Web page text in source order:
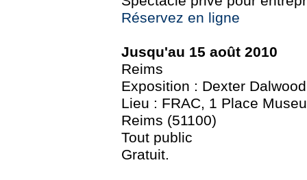
Réservez en ligne
Jusqu'au 15 août 2010
Reims
Exposition : Dexter Dalwood
Lieu : FRAC, 1 Place
Reims (51100)
Tout public
Gratuit.